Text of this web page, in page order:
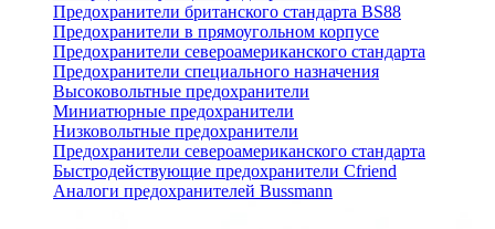
Предохранители британского стандарта BS88
Предохранители в прямоугольном корпусе
Предохранители североамериканского стандарта
Предохранители специального назначения
Высоковольтные предохранители
Миниатюрные предохранители
Низковольтные предохранители
Предохранители североамериканского стандарта
Быстродействующие предохранители Cfriend
Аналоги предохранителей Bussmann